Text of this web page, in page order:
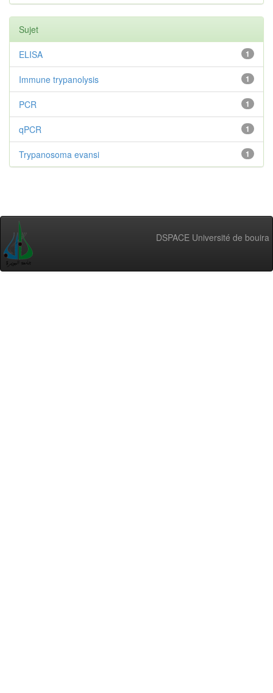
Sujet
1
ELISA
1
Immune trypanolysis
1
PCR
1
qPCR
1
Trypanosoma evansi
DSPACE Université de bouira